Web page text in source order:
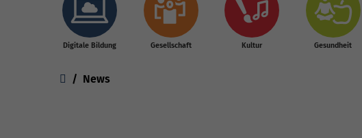
Digitale Bildung Gesellschaft Kultur Gesundheit
News